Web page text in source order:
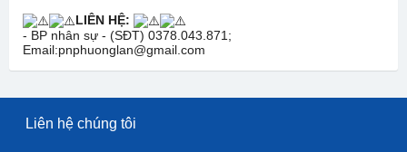
LIÊN HỆ:
- BP nhân sự - (SĐT) 0378.043.871;
Email:pnphuonglan@gmail.com
Liên hệ chúng tôi